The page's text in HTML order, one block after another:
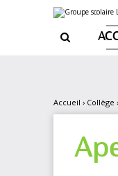

Accueil › Collège ›